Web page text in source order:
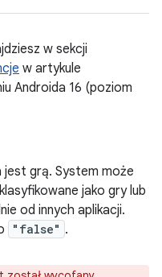
w sekcji
w artykule
Androida 16 (poziom
jest grą. System może
jako gry lub
od innych aplikacji.
"false" .